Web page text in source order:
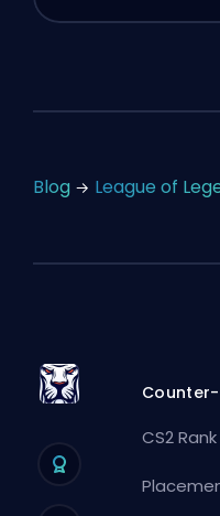
Blog League of
CS2